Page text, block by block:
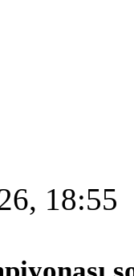
18:55